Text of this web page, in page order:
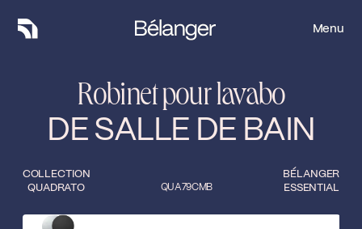
Menu
Menu
COLLECTION
QUADRATO
Robinet pour lavabo
DE SALLE DE BAIN
BÉLANGER
ESSENTIAL
QUA79CMB